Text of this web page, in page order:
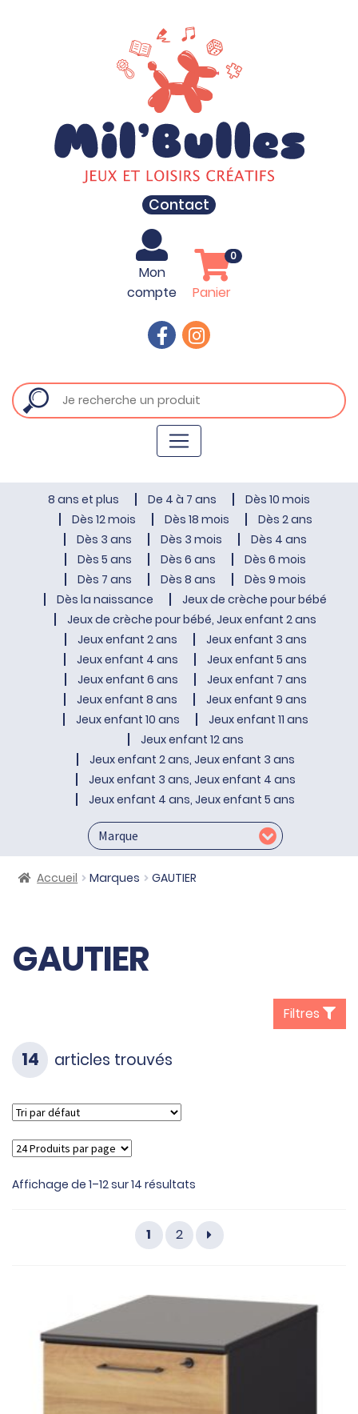
Contact
Mon
compte
Panier
0
8 ans et plus De 4 à 7 ans
Dès 10 mois
Dès 12 mois
Dès 18 mois
Dès 2 ans
Dès 3 ans
Dès 3 mois
Dès 4 ans
Dès 5 ans
Dès 6 ans
Dès 6 mois
Dès 7 ans
Dès 8 ans
Dès 9 mois
Dès la naissance
Jeux de crèche pour bébé
Jeux de crèche pour bébé, Jeux enfant 2 ans
Jeux enfant 2 ans
Jeux enfant 3 ans
Jeux enfant 4 ans
Jeux enfant 5 ans
Jeux enfant 6 ans
Jeux enfant 7 ans
Jeux enfant 8 ans
Jeux enfant 9 ans
Jeux enfant 10 ans
Jeux enfant 11 ans
Jeux enfant 12 ans
Jeux enfant 2 ans, Jeux enfant 3 ans
Jeux enfant 3 ans, Jeux enfant 4 ans
Jeux enfant 4 ans, Jeux enfant 5 ans
Accueil Marques GAUTIER
GAUTIER
Filtres
14 articles trouvés
Affichage de 1–12 sur 14 résultats
1 2